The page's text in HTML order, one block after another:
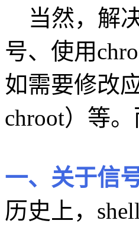
当然，解
号、使用
如需要修改
chroot）等
一、关于信
历史上，